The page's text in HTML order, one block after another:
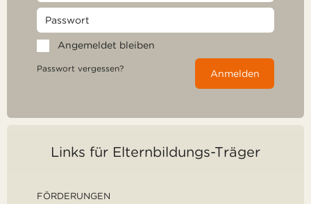
Angemeldet bleiben
Passwort vergessen? Anmelden
Links für Elternbildungs-Träger
FÖRDERUNGEN